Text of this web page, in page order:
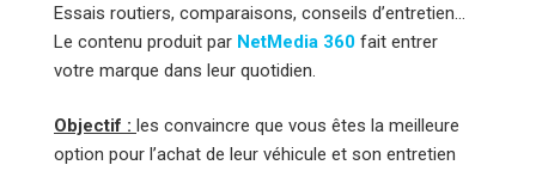
Essais routiers, comparaisons, conseils d’entretien…
Le contenu produit par NetMedia 360 fait entrer
votre marque dans leur quotidien.
Objectif : les convaincre que vous êtes la meilleure
option pour l’achat de leur véhicule et son entretien